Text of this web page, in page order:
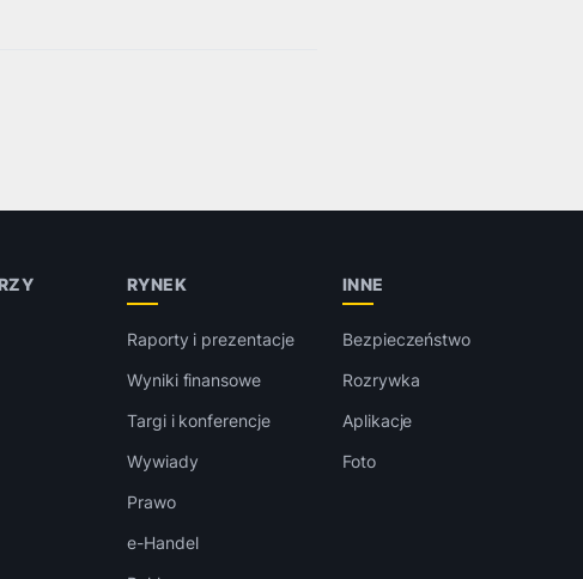
RYNEK
Raporty i prezentacje
Wyniki finansowe
Targi i konferencje
Wywiady
Prawo
e-Handel
INNE
Bezpieczeństwo
Rozrywka
Aplikacje
Foto